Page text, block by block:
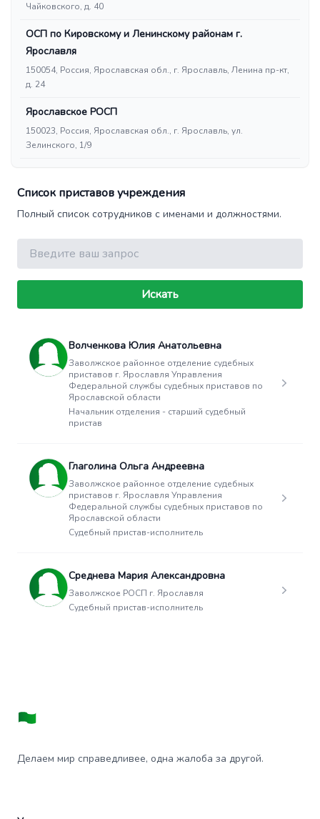
Чайковского, д. 40
ОСП по Кировскому и Ленинскому районам г.
Ярославля
150054, Россия, Ярославская обл., г. Ярославль, Ленина пр-кт,
д. 24
Ярославское РОСП
150023, Россия, Ярославская обл., г. Ярославль, ул.
Зелинского, 1/9
Список приставов учреждения
Полный список сотрудников с именами и должностями.
Поиск
Искать
Волченкова Юлия Анатольевна
Заволжское районное отделение судебных
приставов г. Ярославля Управления
Федеральной службы судебных приставов по
Ярославской области
Начальник отделения - старший судебный
пристав
Глаголина Ольга Андреевна
Заволжское районное отделение судебных
приставов г. Ярославля Управления
Федеральной службы судебных приставов по
Ярославской области
Судебный пристав-исполнитель
Среднева Мария Александровна
Заволжское РОСП г. Ярославля
Судебный пристав-исполнитель
Делаем мир справедливее, одна жалоба за другой.